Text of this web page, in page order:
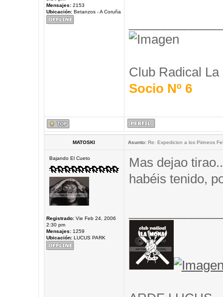
Mensajes:2153
Ubicación:Betanzos - A Coruña
Club Radical La
Socio Nº 6
MATOSKI Asunto:Re: Expedicion a los Pirineos
Bajando El Cueto
Registrado:Vie Feb 24, 2006
2:30 pm
Mensajes:1259
Ubicación:LUCUS PARK
Mas dejao
habéis tenido,